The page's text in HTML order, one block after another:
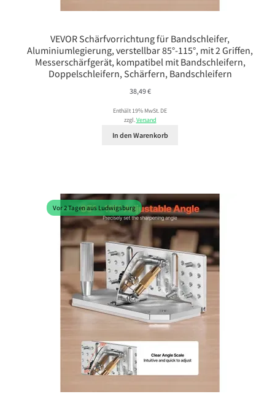
VEVOR Schärfvorrichtung für Bandschleifer,
Aluminiumlegierung, verstellbar 85°-115°, mit 2 Griffen,
Messerschärfgerät, kompatibel mit Bandschleifern,
Doppelschleifern, Schärfern, Bandschleifern
38,49€
Enthält 19% MwSt. DE
zzgl.Versand
In den Warenkorb
Vor 2 Tagen aus Ludwigsburg